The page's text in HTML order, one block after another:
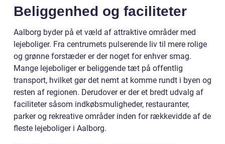
Beliggenhed og faciliteter
Aalborg byder på et væld af attraktive områder med
lejeboliger. Fra centrumets pulserende liv til mere rolige
og grønne forstæder er der noget for enhver smag.
Mange lejeboliger er beliggende tæt på offentlig
transport, hvilket gør det nemt at komme rundt i byen og
resten af regionen. Derudover er der et bredt udvalg af
faciliteter såsom indkøbsmuligheder, restauranter,
parker og rekreative områder inden for rækkevidde af de
fleste lejeboliger i Aalborg.